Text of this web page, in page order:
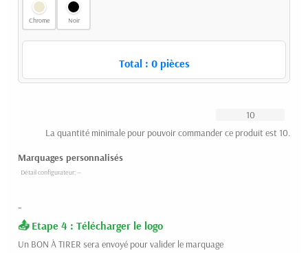
Chrome Noir
Total : 0pièces
La quantité minimale pour pouvoir commander ce produit est 10.
Marquages personnalisés
-
Etape 4 : Télécharger le logo
Un BON À TIRER sera envoyé pour valider le marquage